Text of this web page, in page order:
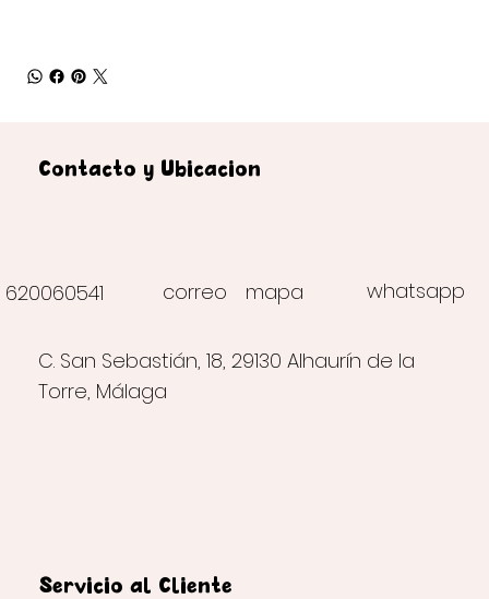
correo
Contacto y Ubicación
620060541 whatsapp
C. San Sebastián, 18, 29130 Alhaurín de la
Torre, Málaga
mapa
Servicio al Cliente